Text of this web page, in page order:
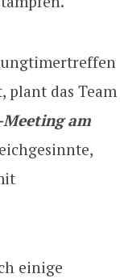
das Team
am
einige